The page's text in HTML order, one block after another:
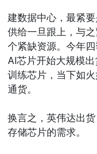
建数据中心，最紧
供给一旦跟上，与
个紧缺资源。今年
AI芯片开始大规模
训练芯片，当下如
通货。
换言之，英伟达出
存储芯片的需求。